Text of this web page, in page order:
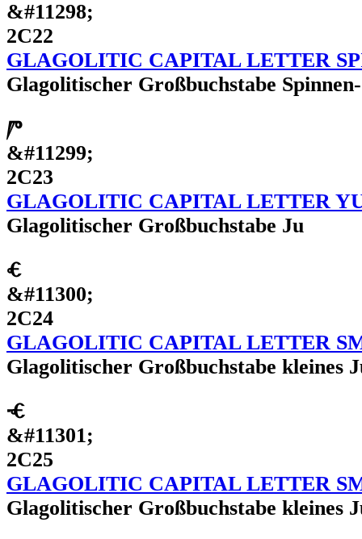
&#11298;
2C22
GLAGOLITIC CAPITAL LETTER
Glagolitischer Großbuchstabe
Ⱓ
&#11299;
2C23
GLAGOLITIC CAPITAL LETTER
Glagolitischer Großbuchstabe Ju
Ⱔ
&#11300;
2C24
GLAGOLITIC CAPITAL LETTER
Glagolitischer Großbuchstabe kleines
Ⱕ
&#11301;
2C25
GLAGOLITIC CAPITAL LETTER
Glagolitischer Großbuchstabe kleines